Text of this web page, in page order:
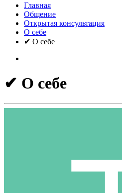
Главная
Общение
Открытая консультация
О себе
✔ О себе
✔ О себе